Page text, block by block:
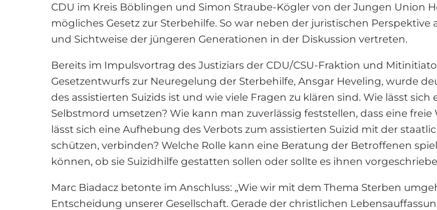
CDU im Kreis Böblingen und Simon Straube-Kögler von der Jungen Union
mögliches Gesetz zur Sterbehilfe. So war neben der juristischen
und Sichtweise der jüngeren Generationen in der Diskussion vertreten.
Bereits im Impulsvortrag des Justiziars der CDU/CSU-Fraktion und
Gesetzentwurfs zur Neuregelung der Sterbehilfe, Ansgar Heveling, wurde
des assistierten Suizids ist und wie viele Fragen zu klären sind. Wie lässt
Selbstmord umsetzen? Wie kann man zuverlässig feststellen, dass eine
lässt sich eine Aufhebung des Verbots zum assistierten Suizid mit der
schützen, verbinden? Welche Rolle kann eine Beratung der Betroffenen
können, ob sie Suizidhilfe gestatten sollen oder sollte es ihnen
Marc Biadacz betonte im Anschluss: „Wie wir mit dem Thema Sterben
Entscheidung unserer Gesellschaft. Gerade der christlichen